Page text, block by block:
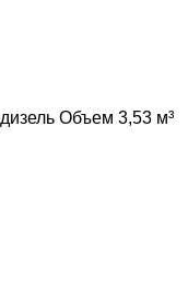
дизель Объем 3,53 м³